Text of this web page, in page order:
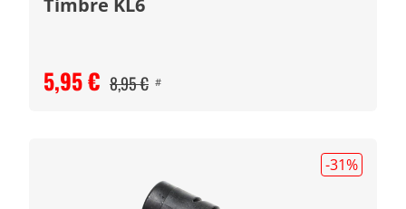
Timbre KL6
5,95 € 8,95 € #
-31%